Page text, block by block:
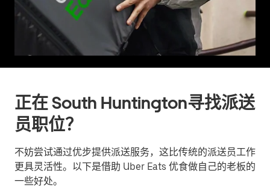
正在 South Huntington寻找派送
员职位？
不妨尝试通过优步提供派送服务，这比传统的派送员工作
更具灵活性。以下是借助 Uber Eats 优食做自己的老板的
一些好处。